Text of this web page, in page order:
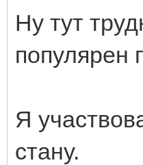
Ну тут
популярен
Я
стану.